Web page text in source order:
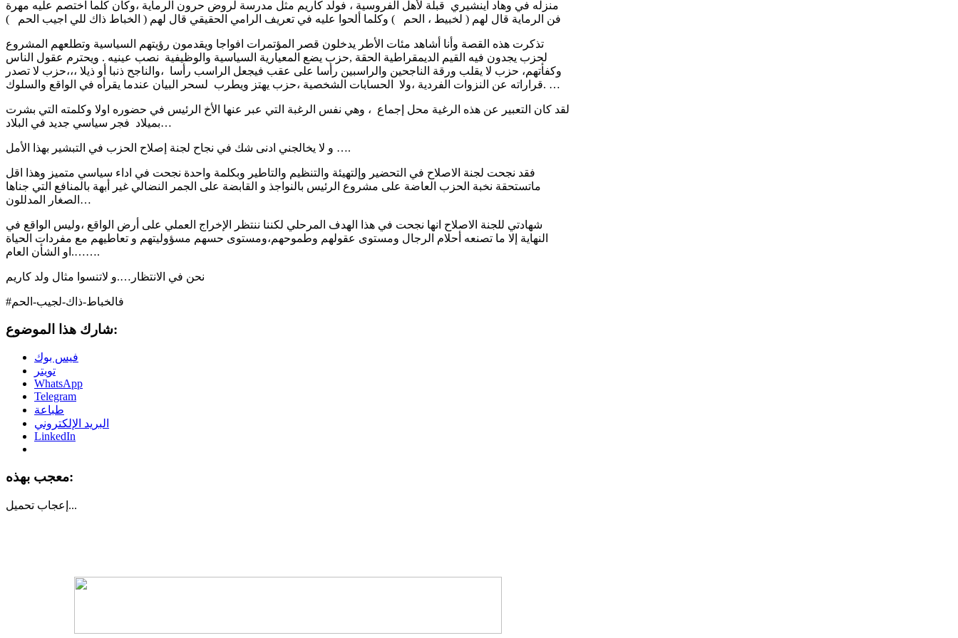
منزله في وهاد اينشيري قبلة لأهل الفروسية ، فولد كاريم مثل مدرسة لروض حرون الرماية ،وكان كلما اختصم عليه مهرة
فن الرماية قال لهم ( لخبيط ، الحم ) وكلما ألحوا عليه في تعريف الرامي الحقيقي قال لهم ( الخباط ذاك للي اجيب الحم )
تذكرت هذه القصة وأنا أشاهد مئات الأطر يدخلون قصر المؤتمرات افواجا ويقدمون رؤيتهم السياسية وتطلعهم المشروع
لحزب يجدون فيه القيم الديمقراطية الحقة ,حزب يضع المعيارية السياسية والوظيفية نصب عينيه . ويحترم عقول الناس
وكفأتهم، حزب لا يقلب ورقة الناجحين والراسبين رأسا على عقب فيجعل الراسب رأسا ،والناجح ذنبا أو ذيلا ،،،حزب لا تصدر
قراراته عن النزوات الفردية ،ولا الحسابات الشخصية ،حزب يهتز ويطرب لسحر البيان عندما يقرأه في الواقع والسلوك. …
لقد كان التعبير عن هذه الرغية محل إجماع ، وهي نفس الرغبة التي عبر عنها الأخ الرئيس في حضوره اولا وكلمته التي بشرت
بميلاد فجر سياسي جديد في البلاد…
و لا يخالجني ادنى شك في نجاح لجنة إصلاح الحزب في التبشير بهذا الأمل ….
فقد نجحت لجنة الاصلاح في التحضير وإلتهيئة والتنظيم والتاطير وبكلمة واحدة نجحت في اداء سياسي متميز وهذا اقل
ماتستحقة نخبة الحزب العاضة على مشروع الرئيس بالنواجذ و القابضة على الجمر النضالي غير أبهة بالمنافع التي جناها
الصغار المدللون…
شهادتي للجنة الاصلاح انها نجحت في هذا الهدف المرحلي لكننا ننتظر الإخراج العملي على أرض الواقع ،وليس الواقع في
النهاية إلا ما تصنعه أحلام الرجال ومستوى عقولهم وطموحهم،ومستوى حسهم مسؤوليتهم و تعاطيهم مع مفردات الحياة
….او الشأن العام….
نحن في الانتظار….و لاتنسوا مثال ولد كاريم
#فالخباط-ذاك-لجيب-الحم
شارك هذا الموضوع:
فيس بوك
تويتر
WhatsApp
Telegram
طباعة
البريد الإلكتروني
LinkedIn
معجب بهذه:
إعجاب تحميل...